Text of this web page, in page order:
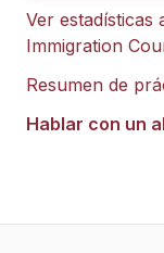
Ver estadísticas
Immigration
Resumen de
Hablar con un